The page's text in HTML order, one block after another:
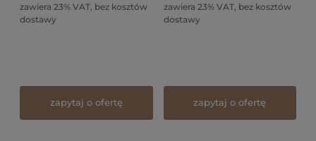
zawiera 23% VAT, bez kosztów
dostawy
zapytaj o ofertę
zawiera 23% VAT, bez kosztów
dostawy
zapytaj o ofertę